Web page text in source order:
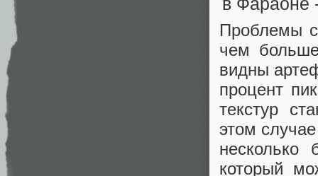
Проблемы с
чем
видны
процент
текстур
этом
несколько
который